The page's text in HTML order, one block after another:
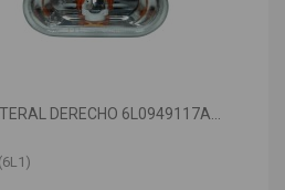
DERECHO 6L0949117A...